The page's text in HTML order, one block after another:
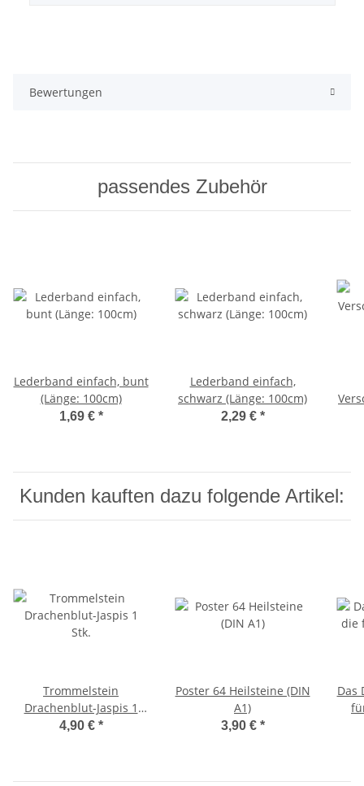
Bewertungen
passendes Zubehör
Lederband einfach, bunt
(Länge: 100cm)
1,69 € *
Lederband einfach,
schwarz (Länge: 100cm)
2,29 € *
Kunden kauften dazu folgende Artikel:
Trommelstein
Drachenblut-Jaspis 1
Stk.
4,90 € *
Poster 64 Heilsteine (DIN
A1)
3,90 € *
Das